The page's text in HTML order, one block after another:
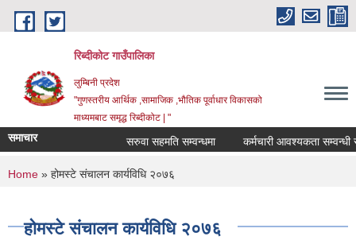
Skip to main content
रिब्दीकोट गाउँपालिका
लुम्बिनी प्रदेश
"गुणस्तरीय आर्थिक ,सामाजिक ,भौतिक पूर्वाधार विकासको
माध्यमबाट समृद्ध रिब्दीकोट | "
समाचार सरुवा सहमति सम्वन्धमा कर्मचारी आवश्यकता सम्वन्धी सूचना
You are here
Home » होमस्टे संचालन कार्यविधि २०७६
होमस्टे संचालन कार्यविधि २०७६